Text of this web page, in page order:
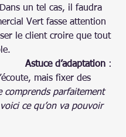
un tel cas, il faudra
Vert fasse attention
le client croire que tout
                          Astuce d’adaptation
:
mais fixer des
comprends parfaitement
ce qu’on va pouvoir